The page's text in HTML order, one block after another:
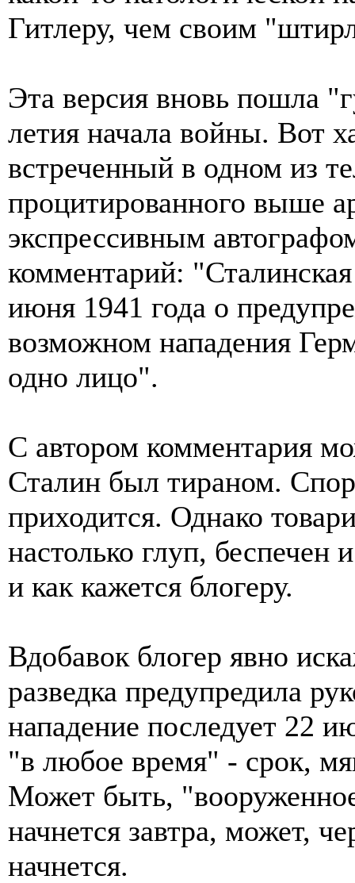
Гитлеру, чем своим
Эта версия вновь пошла
летия начала войны. Вот
встреченный в одном из
процитированного выше
экспрессивным
комментарий:
июня 1941 года о
возможном нападения
одно лицо".
С автором комментария
Сталин был тираном.
приходится. Однако
настолько глуп,
и как кажется блогеру.
Вдобавок блогер явно
разведка предупредила
нападение последует 22
"в любое время" - срок,
Может быть,
начнется завтра, может,
начнется.